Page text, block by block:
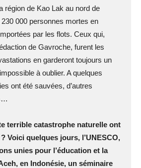
région de Kao Lak au nord de
000 personnes mortes en
par les flots. Ceux qui,
de Gavroche, furent les
en garderont toujours un
à oublier. A quelques
ont été sauvées, d’autres
terrible catastrophe naturelle ont
Voici quelques jours, l’UNESCO,
unies pour l’éducation et la
en Indonésie, un séminaire